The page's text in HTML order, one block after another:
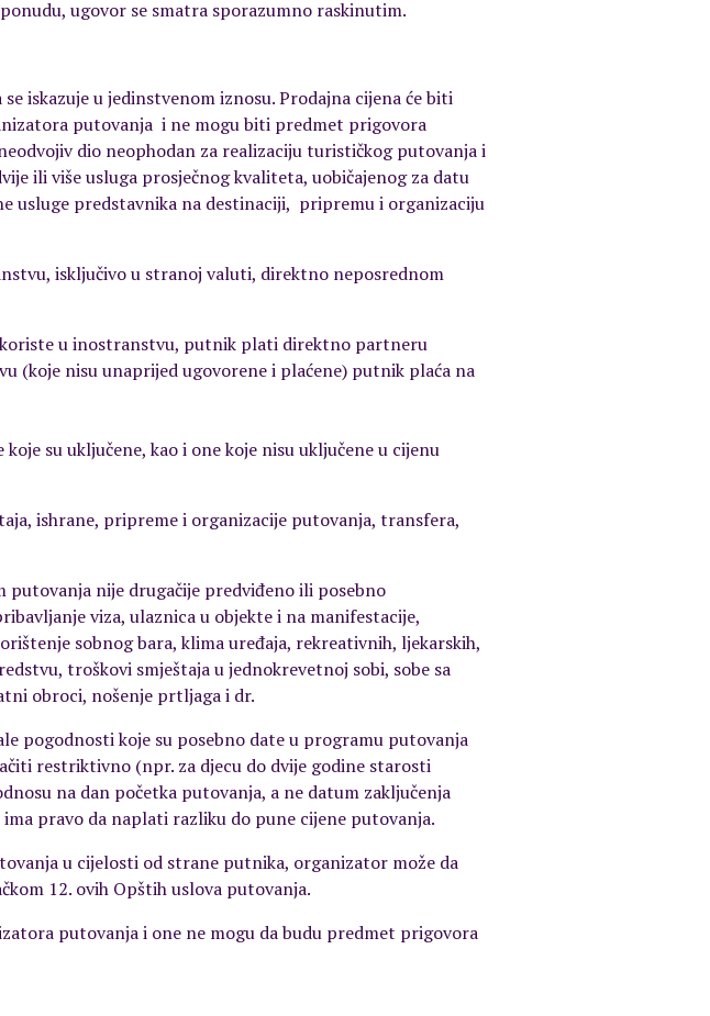
ugovor se smatra sporazumno raskinutim.
iskazuje u jedinstvenom iznosu. Prodajna cijena će biti
putovanja i ne mogu biti predmet prigovora
dio neophodan za realizaciju turističkog putovanja i
ili više usluga prosječnog kvaliteta, uobičajenog za datu
usluge predstavnika na destinaciji, pripremu i organizaciju
isključivo u stranoj valuti, direktno neposrednom
koriste u inostranstvu, putnik plati direktno partneru
(koje nisu unaprijed ugovorene i plaćene) putnik plaća na
su uključene, kao i one koje nisu uključene u cijenu
ishrane, pripreme i organizacije putovanja, transfera,
nije drugačije predviđeno ili posebno
viza, ulaznica u objekte i na manifestacije,
sobnog bara, klima uređaja, rekreativnih, ljekarskih,
troškovi smještaja u jednokrevetnoj sobi, sobe sa
obroci, nošenje prtljaga i dr.
pogodnosti koje su posebno date u programu putovanja
restriktivno (npr. za djecu do dvije godine starosti
na dan početka putovanja, a ne datum zaključenja
pravo da naplati razliku do pune cijene putovanja.
u cijelosti od strane putnika, organizator može da
12. ovih Opštih uslova putovanja.
putovanja i one ne mogu da budu predmet prigovora